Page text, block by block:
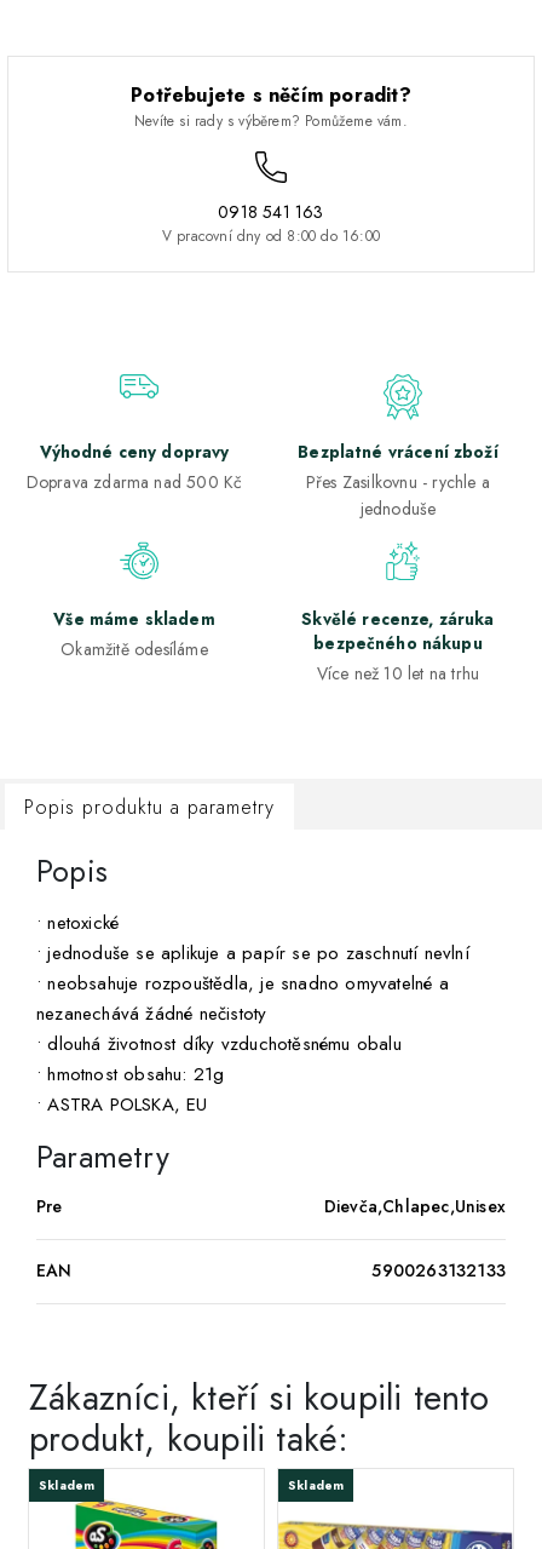
Potřebujete s něčím poradit?
Nevíte si rady s výběrem? Pomůžeme vám.
0918 541 163
V pracovní dny od 8:00 do 16:00
Výhodné ceny dopravy
Doprava zdarma nad 500 Kč
Bezplatné vrácení zboží
Přes Zasilkovnu - rychle a
jednoduše
Vše máme skladem
Okamžitě odesíláme
Skvělé recenze, záruka
bezpečného nákupu
Více než 10 let na trhu
Popis produktu a parametry
Popis
• netoxické
• jednoduše se aplikuje a papír se po zaschnutí nevlní
• neobsahuje rozpouštědla, je snadno omyvatelné a
nezanechává žádné nečistoty
• dlouhá životnost díky vzduchotěsnému obalu
• hmotnost obsahu: 21g
• ASTRA POLSKA, EU
Parametry
Pre Dievča,Chlapec,Unisex
EAN 5900263132133
Zákazníci, kteří si koupili tento
produkt, koupili také:
Skladem Skladem